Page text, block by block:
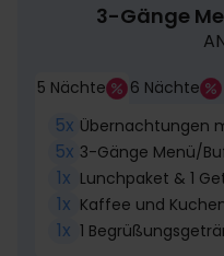
3-Gänge
5 Nächte 6 Nächte
5x Übernachtungen
5x 3-Gänge Menü/
1x Lunchpaket & 1
1x Kaffee und
1x 1